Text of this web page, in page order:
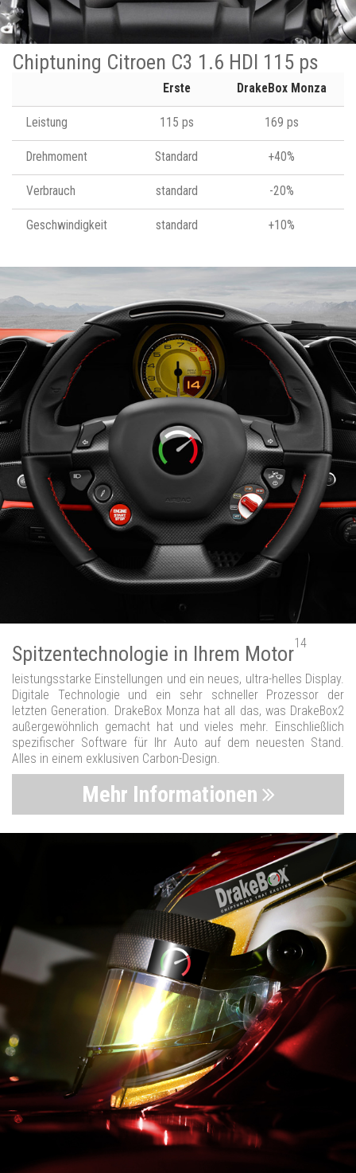
Chiptuning Citroen C3 1.6 HDI 115 ps
Erste DrakeBox Monza
Leistung 115 ps 169 ps
Drehmoment Standard +40%
Verbrauch standard -20%
Geschwindigkeit standard +10%
Spitzentechnologie in Ihrem Motor14
leistungsstarke Einstellungen und ein neues, ultra-helles Display.
Digitale Technologie und ein sehr schneller Prozessor der
letzten Generation. DrakeBox Monza hat all das, was DrakeBox2
außergewöhnlich gemacht hat und vieles mehr. Einschließlich
spezifischer Software für Ihr Auto auf dem neuesten Stand.
Alles in einem exklusiven Carbon-Design.
Mehr Informationen